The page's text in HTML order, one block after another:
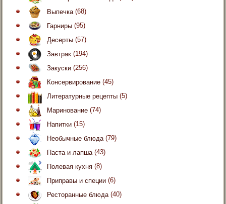
Выпечка (68)
Гарниры (95)
Десерты (57)
Завтрак (194)
Закуски (256)
Консервирование (45)
Литературные рецепты (5)
Маринование (74)
Напитки (15)
Необычные блюда (79)
Паста и лапша (43)
Полевая кухня (8)
Приправы и специи (6)
Ресторанные блюда (40)